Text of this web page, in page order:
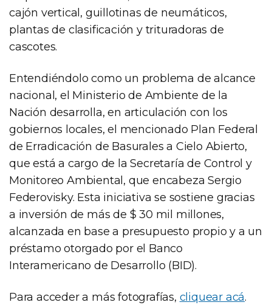
cajón vertical, guillotinas de neumáticos,
plantas de clasificación y trituradoras de
cascotes.
Entendiéndolo como un problema de alcance
nacional, el Ministerio de Ambiente de la
Nación desarrolla, en articulación con los
gobiernos locales, el mencionado Plan Federal
de Erradicación de Basurales a Cielo Abierto,
que está a cargo de la Secretaría de Control y
Monitoreo Ambiental, que encabeza Sergio
Federovisky. Esta iniciativa se sostiene gracias
a inversión de más de $ 30 mil millones,
alcanzada en base a presupuesto propio y a un
préstamo otorgado por el Banco
Interamericano de Desarrollo (BID).
Para acceder a más fotografías, cliquear acá.